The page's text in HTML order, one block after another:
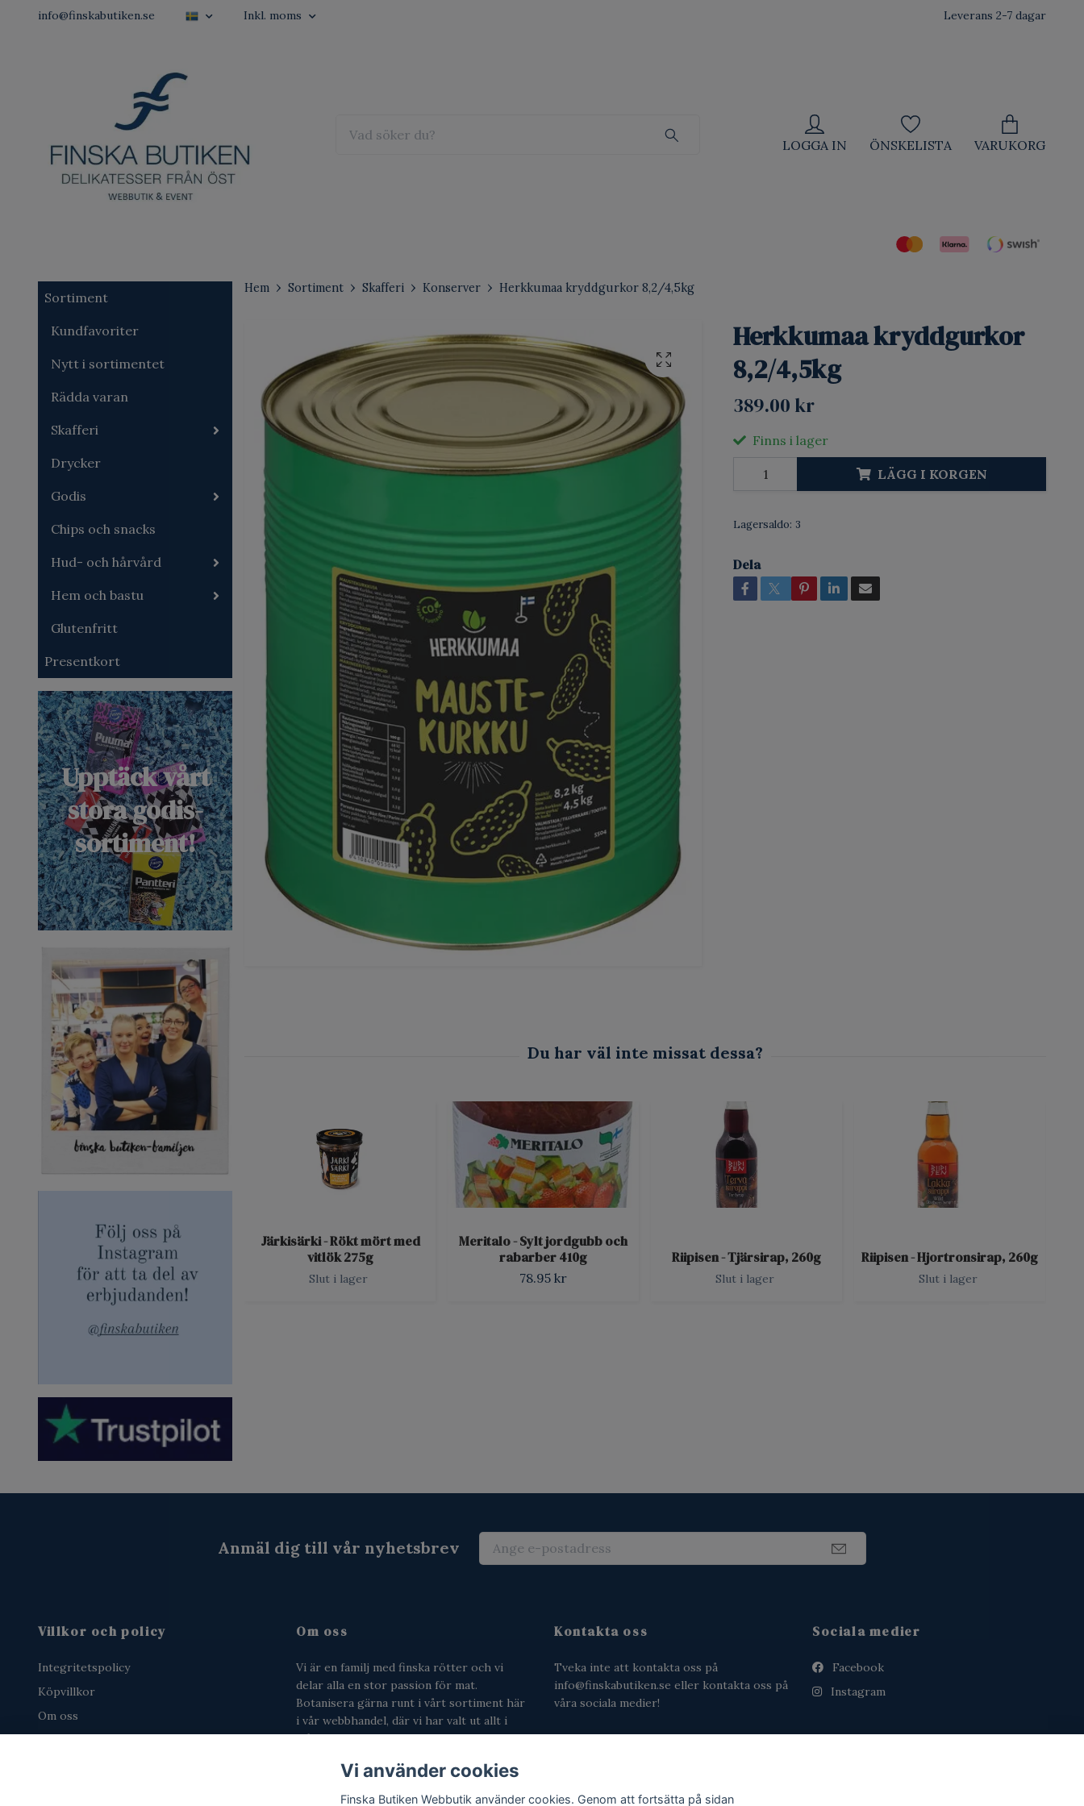
info@finskabutiken.se Inkl. moms Leverans 2-7 dagar
LOGGA IN ÖNSKELISTA VARUKORG
Sortiment
Kundfavoriter
Nytt i sortimentet
Rädda varan
Skafferi
Drycker
Godis
Chips och snacks
Hud- och hårvård
Hem och bastu
Glutenfritt
Presentkort
Upptäck vårt
stora godis-
sortiment!
Hem Sortiment Skafferi Konserver Herkkumaa kryddgurkor 8,2/4,5kg
Herkkumaa kryddgurkor
8,2/4,5kg
389.00 kr
Finns i lager
LÄGG I KORGEN
Lagersaldo: 3
Dela
Järkisärki - Rökt mört med
vitlök 275g
Slut i lager
Meritalo - Sylt jordgubb och
rabarber 410g
78.95 kr
Riipisen - Tjärsirap, 260g
Slut i lager
Riipisen - Hjortronsirap, 260g
Slut i lager
Anmäl dig till vår nyhetsbrev
Villkor och policy
Integritetspolicy
Köpvillkor
Om oss
Om oss
Vi är en familj med finska rötter och vi
delar alla en stor passion för mat.
Botanisera gärna runt i vårt sortiment här
i vår webbhandel, där vi har valt ut allt i
från tjärschampo till surskorpor,
Kontakta oss
Tveka inte att kontakta oss på
info@finskabutiken.se eller kontakta oss på
våra sociala medier!
Sociala medier
Facebook
Instagram
Vi använder cookies
Finska Butiken Webbutik använder cookies. Genom att fortsätta på sidan